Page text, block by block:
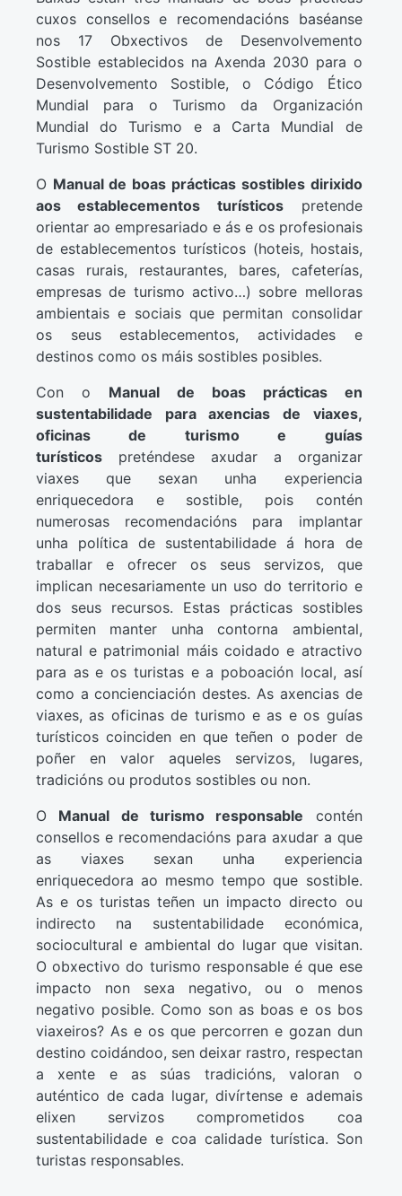
cuxos consellos e recomendacións baséanse
nos 17 Obxectivos de Desenvolvemento
Sostible establecidos na Axenda 2030 para o
Desenvolvemento Sostible, o Código Ético
Mundial para o Turismo da Organización
Mundial do Turismo e a Carta Mundial de
Turismo Sostible ST 20.
O Manual de boas prácticas sostibles dirixido
aos establecementos turísticos pretende
orientar ao empresariado e ás e os profesionais
de establecementos turísticos (hoteis, hostais,
casas rurais, restaurantes, bares, cafeterías,
empresas de turismo activo…) sobre melloras
ambientais e sociais que permitan consolidar
os seus establecementos, actividades e
destinos como os máis sostibles posibles.
Con o Manual de boas prácticas en
sustentabilidade para axencias de viaxes,
oficinas de turismo e guías
turísticospreténdese axudar a organizar
viaxes que sexan unha experiencia
enriquecedora e sostible, pois contén
numerosas recomendacións para implantar
unha política de sustentabilidade á hora de
traballar e ofrecer os seus servizos, que
implican necesariamente un uso do territorio e
dos seus recursos. Estas prácticas sostibles
permiten manter unha contorna ambiental,
natural e patrimonial máis coidado e atractivo
para as e os turistas e a poboación local, así
como a concienciación destes. As axencias de
viaxes, as oficinas de turismo e as e os guías
turísticos coinciden en que teñen o poder de
poñer en valor aqueles servizos, lugares,
tradicións ou produtos sostibles ou non.
O Manual de turismo responsable contén
consellos e recomendacións para axudar a que
as viaxes sexan unha experiencia
enriquecedora ao mesmo tempo que sostible.
As e os turistas teñen un impacto directo ou
indirecto na sustentabilidade económica,
sociocultural e ambiental do lugar que visitan.
O obxectivo do turismo responsable é que ese
impacto non sexa negativo, ou o menos
negativo posible. Como son as boas e os bos
viaxeiros? As e os que percorren e gozan dun
destino coidándoo, sen deixar rastro, respectan
a xente e as súas tradicións, valoran o
auténtico de cada lugar, divírtense e ademais
elixen servizos comprometidos coa
sustentabilidade e coa calidade turística. Son
turistas responsables.